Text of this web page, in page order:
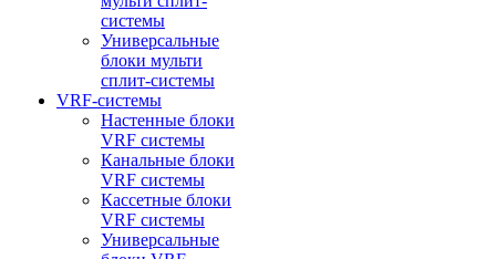
системы
Универсальные
блоки мульти
сплит-системы
VRF-системы
Настенные блоки
VRF системы
Канальные блоки
VRF системы
Кассетные блоки
VRF системы
Универсальные